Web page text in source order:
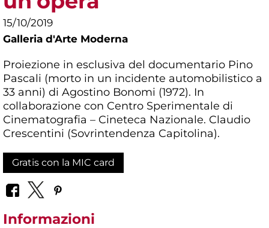
15/10/2019
Galleria d'Arte Moderna
Proiezione in esclusiva del documentario Pino
Pascali (morto in un incidente automobilistico a
33 anni) di Agostino Bonomi (1972). In
collaborazione con Centro Sperimentale di
Cinematografia – Cineteca Nazionale. Claudio
Crescentini (Sovrintendenza Capitolina).
Gratis con la MIC card
Informazioni